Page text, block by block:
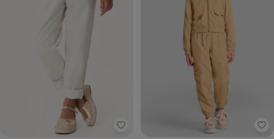
Carinhoso - Calça Slouchy